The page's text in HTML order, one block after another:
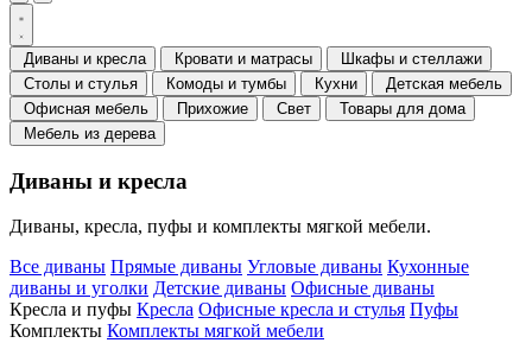
Диваны и кресла Кровати и матрасы
Шкафы и стеллажи
Столы и стулья
Комоды и тумбы Кухни
Детская мебель
Офисная мебель
Прихожие Свет
Товары для дома
Мебель из дерева
Диваны и кресла
Диваны, кресла, пуфы и комплекты мягкой мебели.
Все диваны Прямые диваны Угловые диваны Кухонные
диваны и уголки Детские диваны Офисные диваны
Кресла и пуфы Кресла Офисные кресла и стулья Пуфы
Комплекты Комплекты мягкой мебели